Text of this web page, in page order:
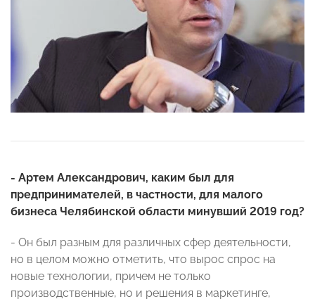
- Артем Александрович, каким был для
предпринимателей, в частности, для малого
бизнеса Челябинской области минувший 2019 год?
- Он был разным для различных сфер деятельности,
но в целом можно отметить, что вырос спрос на
новые технологии, причем не только
производственные, но и решения в маркетинге,